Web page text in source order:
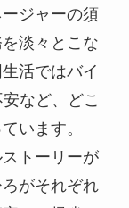
ジャーの須
淡々とこな
活ではバイ
など、どこ
います。
トーリーが
がそれぞれ